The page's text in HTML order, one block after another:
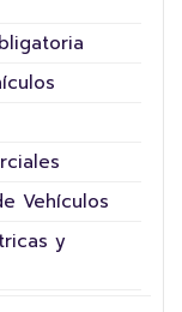
Vehículos
y